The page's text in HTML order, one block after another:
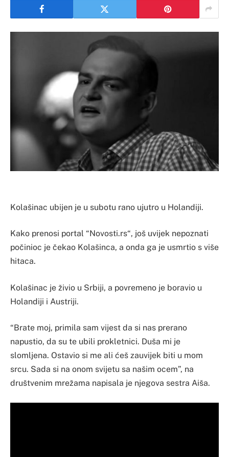
Kolašinac ubijen je u subotu rano ujutro u Holandiji.
Kako prenosi portal “Novosti.rs“, još uvijek nepoznati
počinioc je čekao Kolašinca, a onda ga je usmrtio s više
hitaca.
Kolašinac je živio u Srbiji, a povremeno je boravio u
Holandiji i Austriji.
“Brate moj, primila sam vijest da si nas prerano
napustio, da su te ubili prokletnici. Duša mi je
slomljena. Ostavio si me ali ćeš zauvijek biti u mom
srcu. Sada si na onom svijetu sa našim ocem”, na
društvenim mrežama napisala je njegova sestra Aiša.